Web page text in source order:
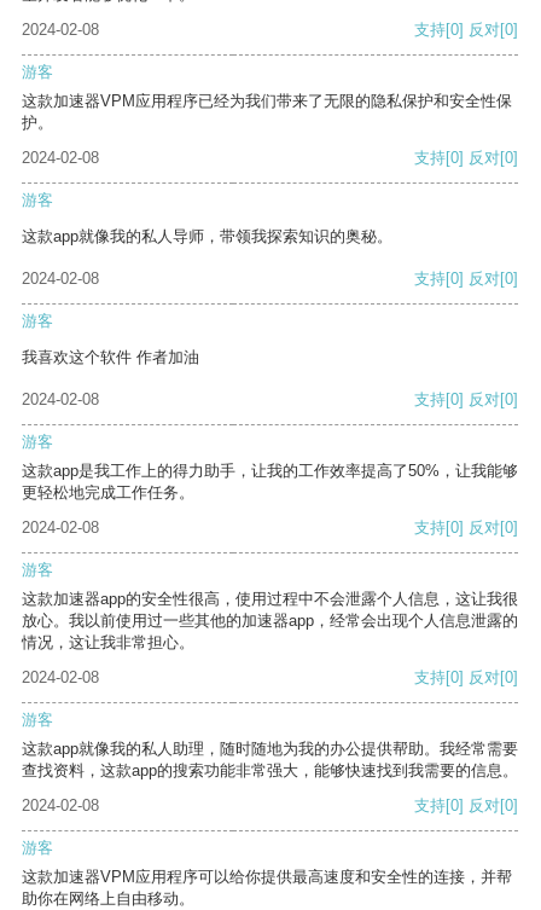
2024-02-08
支持[0] 反对[0]
游客
这款加速器VPM应用程序已经为我们带来了无限的隐私保护和安全性保
护。
2024-02-08
支持[0] 反对[0]
游客
这款app就像我的私人导师，带领我探索知识的奥秘。
2024-02-08 支持[0] 反对[0]
游客
我喜欢这个软件 作者加油
2024-02-08 支持[0] 反对[0]
游客
这款app是我工作上的得力助手，让我的工作效率提高了50%，让我能够
更轻松地完成工作任务。
2024-02-08
支持[0] 反对[0]
游客
这款加速器app的安全性很高，使用过程中不会泄露个人信息，这让我很
放心。我以前使用过一些其他的加速器app，经常会出现个人信息泄露的
情况，这让我非常担心。
2024-02-08
支持[0] 反对[0]
游客
这款app就像我的私人助理，随时随地为我的办公提供帮助。我经常需要
查找资料，这款app的搜索功能非常强大，能够快速找到我需要的信息。
2024-02-08
支持[0] 反对[0]
游客
这款加速器VPM应用程序可以给你提供最高速度和安全性的连接，并帮
助你在网络上自由移动。